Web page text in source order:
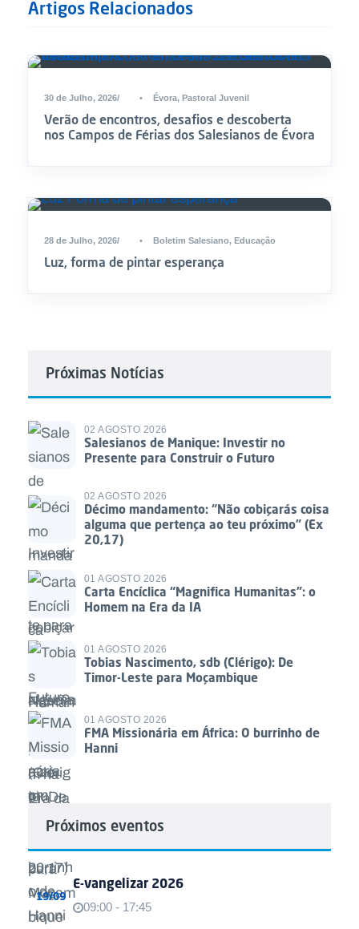
Artigos Relacionados
30 de Julho, 2026 • Évora, Pastoral Juvenil
Verão de encontros, desafios e descoberta
nos Campos de Férias dos Salesianos de Évora
28 de Julho, 2026 • Boletim Salesiano, Educação
Luz, forma de pintar esperança
Próximas Notícias
02 AGOSTO 2026
Salesianos de Manique: Investir no
Presente para Construir o Futuro
02 AGOSTO 2026
Décimo mandamento: “Não cobiçarás coisa
alguma que pertença ao teu próximo” (Ex
20,17)
01 AGOSTO 2026
Carta Encíclica “Magnifica Humanitas”: o
Homem na Era da IA
01 AGOSTO 2026
Tobias Nascimento, sdb (Clérigo): De
Timor-Leste para Moçambique
01 AGOSTO 2026
FMA Missionária em África: O burrinho de
Hanni
Próximos eventos
19/09
E-vangelizar 2026
09:00 - 17:45